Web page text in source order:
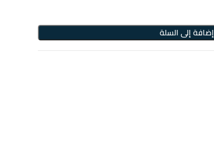
إضافة إلى السلة